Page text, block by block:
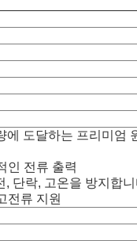
에 도달하는 프리미엄
인 전류 출력
, 단락, 고온을 방지합니
전류 지원